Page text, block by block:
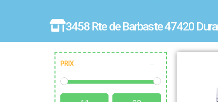
3458 Rte de Barbaste 47420
PRIX